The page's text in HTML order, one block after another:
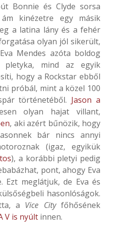
Bonnie és Clyde sorsa
kinézetre egy másik
a latina lány és a fehér
olyan jól sikerült,
Mendes azóta boldog
mind az egyik
hogy a Rockstar ebből
próbál, mint a közel 100
történetéből. Jason a
olyan hajat villant,
, aki azért bűnözik, hogy
bár nincs annyi
(igaz, egyikük
), a korábbi pletyi pedig
pont, ahogy Eva
Ezt meglátjuk, de Eva és
hasonlóságok.
a Vice Cityfőhősének
V is nyúlt innen.